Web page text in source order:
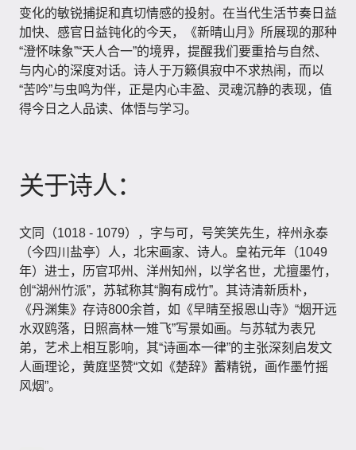
变化的敏锐捕捉和真切情感的投射。在当代生活节奏日益
加快、感官日益钝化的今天，《新晴山月》所展现的那种
“澄怀味象”“天人合一”的境界，提醒我们要重拾与自然、
与内心的深度对话。诗人于万籁俱寂中不求热闹，而以
“苦吟”与虫鸣为伴，正是内心丰盈、灵魂沉静的表现，值
得今日之人品读、体悟与学习。
关于诗人：
文同（1018 - 1079），字与可，号笑笑先生，梓州永泰
（今四川盐亭）人，北宋画家、诗人。皇祐元年（1049
年）进士，历官邛州、洋州知州，以学名世，尤擅墨竹，
创“湖州竹派”，苏轼称其“胸有成竹”。其诗清新质朴，
《丹渊集》存诗800余首，如《早晴至报恩山寺》“烟开远
水双鸥落，日照高林一雉飞”写景如画。与苏轼为表兄
弟，艺术上相互影响，其“诗画本一律”的主张深刻启发文
人画理论，黄庭坚赞“文如《楚辞》蓄精锐，画作墨竹摇
风烟”。